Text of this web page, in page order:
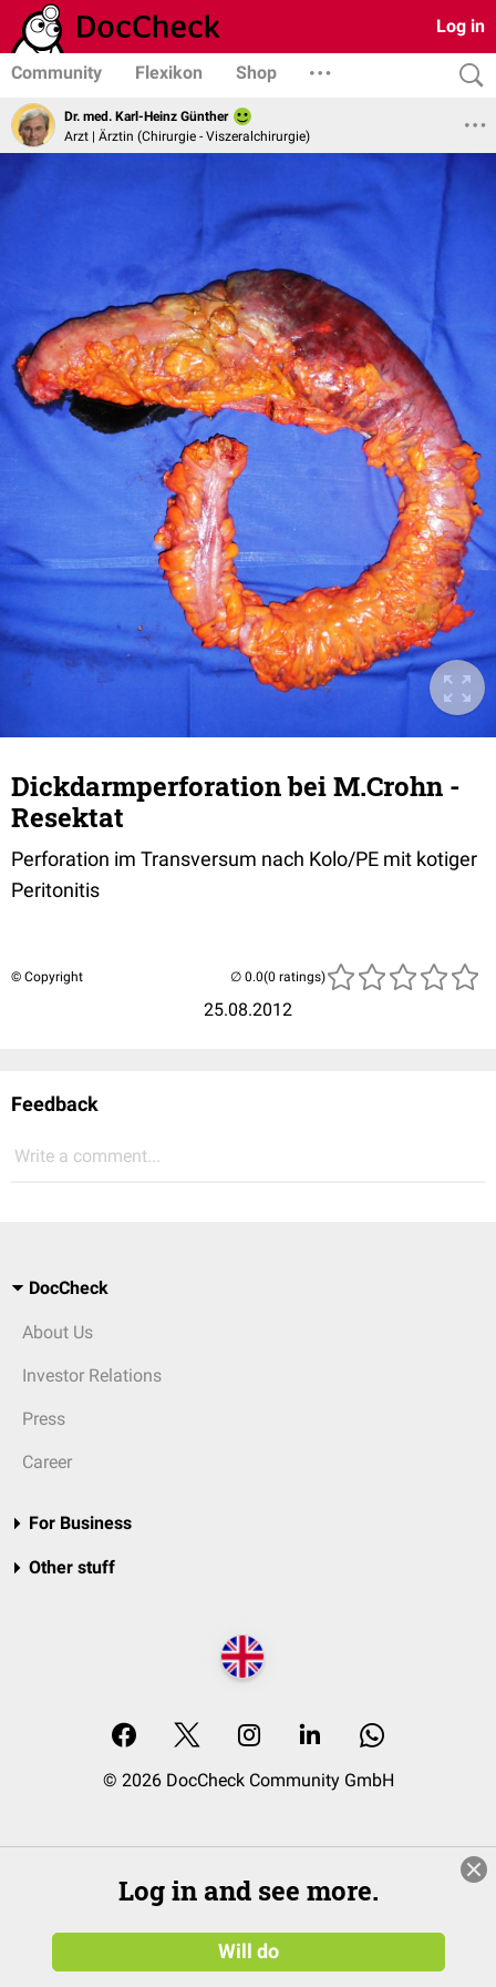
Log in
Community Flexikon Shop
Dr. med. Karl-Heinz Günther
Arzt | Ärztin (Chirurgie - Viszeralchirurgie)
Dickdarmperforation bei M.Crohn -
Resektat
Perforation im Transversum nach Kolo/PE mit kotiger
Peritonitis
© Copyright
25.08.2012
(0 ratings)
Feedback
Write a comment...
DocCheck
About Us
Investor Relations
Press
Career
For Business
Other stuff
© 2026 DocCheck Community GmbH
Log in and see more.
Will do